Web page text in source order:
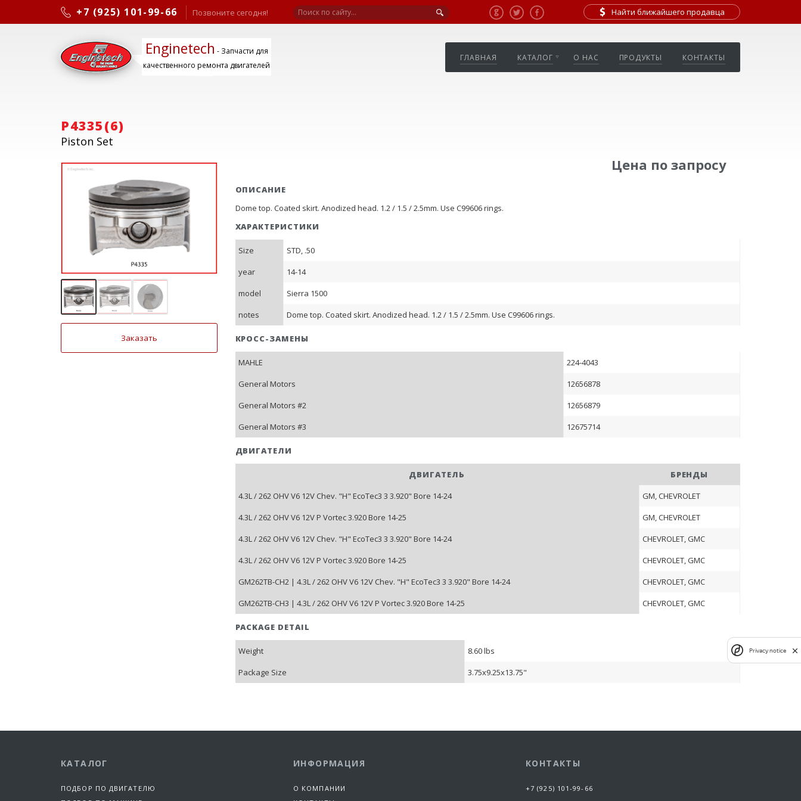
+7 (925) 101-99-66 Позвоните сегодня! Найти ближайшего продавца
Enginetech - Запчасти для
качественного ремонта двигателей
ГЛАВНАЯ КАТАЛОГ О НАС ПРОДУКТЫ КОНТАКТЫ
P4335(6)
Piston Set
Заказать
Цена по запросу
ОПИСАНИЕ
Dome top. Coated skirt. Anodized head. 1.2 / 1.5 / 2.5mm. Use C99606 rings.
ХАРАКТЕРИСТИКИ
Size
STD, .50
year
14-14
model
Sierra 1500
notes
Dome top. Coated skirt. Anodized head. 1.2 / 1.5 / 2.5mm. Use C99606 rings.
КРОСС-ЗАМЕНЫ
MAHLE
224-4043
General Motors
12656878
General Motors #2
12656879
General Motors #3
12675714
ДВИГАТЕЛИ
ДВИГАТЕЛЬ
БРЕНДЫ
4.3L / 262 OHV V6 12V Chev. "H" EcoTec3 3 3.920" Bore 14-24
GM, CHEVROLET
4.3L / 262 OHV V6 12V P Vortec 3.920 Bore 14-25
GM, CHEVROLET
4.3L / 262 OHV V6 12V Chev. "H" EcoTec3 3 3.920" Bore 14-24
CHEVROLET, GMC
4.3L / 262 OHV V6 12V P Vortec 3.920 Bore 14-25
CHEVROLET, GMC
GM262TB-CH2 | 4.3L / 262 OHV V6 12V Chev. "H" EcoTec3 3 3.920" Bore 14-24
CHEVROLET, GMC
GM262TB-CH3 | 4.3L / 262 OHV V6 12V P Vortec 3.920 Bore 14-25
CHEVROLET, GMC
PACKAGE DETAIL
Weight
8.60 lbs
Package Size
3.75x9.25x13.75"
КАТАЛОГ
ПОДБОР ПО ДВИГАТЕЛЮ
ИНФОРМАЦИЯ
О КОМПАНИИ
КОНТАКТЫ
+7 (925) 101-99-66
Privacy notice